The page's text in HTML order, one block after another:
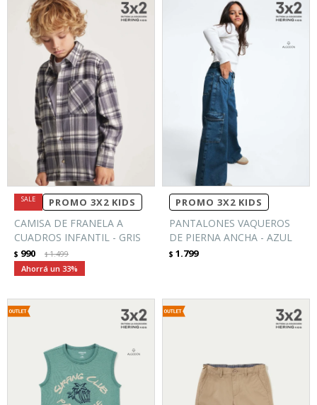
PROMO 3X2 KIDS
CAMISA DE FRANELA A
CUADROS INFANTIL - GRIS
$ 990 $1.499
33
PROMO 3X2 KIDS
PANTALONES VAQUEROS
DE PIERNA ANCHA - AZUL
$ 1.799